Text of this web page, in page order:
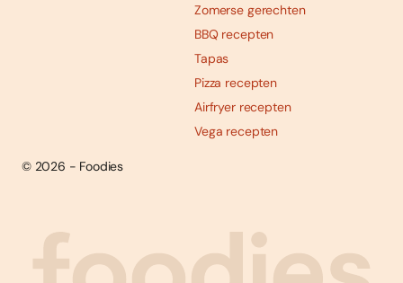
Abonneren
Zomerse gerechten
BBQ recepten
Tapas
Pizza recepten
Airfryer recepten
Vega recepten
© 2026 - Foodies